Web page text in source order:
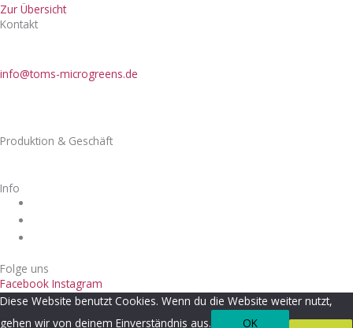
Zur Übersicht
Kontakt
info@toms-microgreens.de
Produktion & Geschäft
Info
Folge uns
Facebook Instagram
Diese Website benutzt Cookies. Wenn du die Website weiter nutzt,
gehen wir von deinem Einverständnis aus.
OK